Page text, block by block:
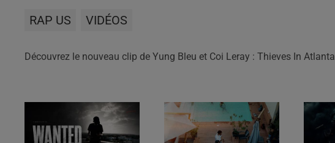
RAP US VIDÉOS
Découvrez le nouveau clip de Yung Bleu et Coi Leray : Thieves In Atlanta